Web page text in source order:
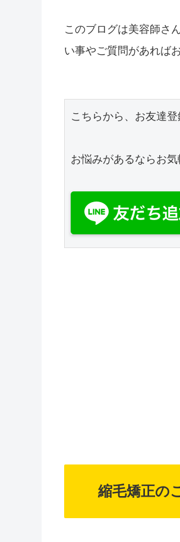
このブログは美容師さ
い事やご質問があれば
こちらから、お友達
お悩みがあるならお気
縮毛矯正の